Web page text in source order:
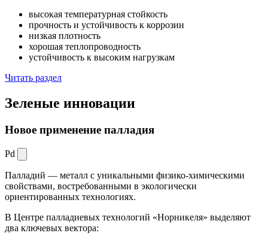
высокая температурная стойкость
прочность и устойчивость к коррозии
низкая плотность
хорошая теплопроводность
устойчивость к высоким нагрузкам
Читать раздел
Зеленые инновации
Новое применение палладия
Pd
Палладий — металл с уникальными физико-химическими
свойствами, востребованными в экологически
ориентированных технологиях.
В Центре палладиевых технологий «Норникеля» выделяют
два ключевых вектора: